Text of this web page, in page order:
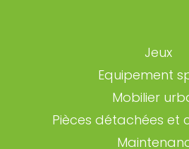
Jeux
Equipement
Mobilier
Pièces détachées et